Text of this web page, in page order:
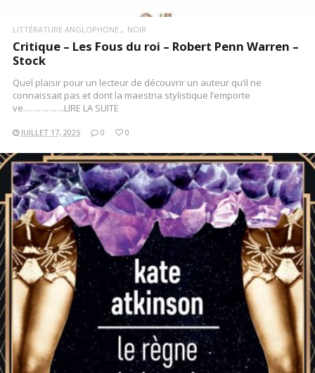
LITTÉRATURE ANGLOPHONE NOIR
Critique – Les Fous du roi – Robert Penn Warren –
Stock
Quel plaisir pour un lecteur de découvrir un auteur qu’il ne
connaissait pas et dont la maestria stylistique l’emporte
ve…………….LIRE LA SUITE
JUILLET 17, 2025 0 0